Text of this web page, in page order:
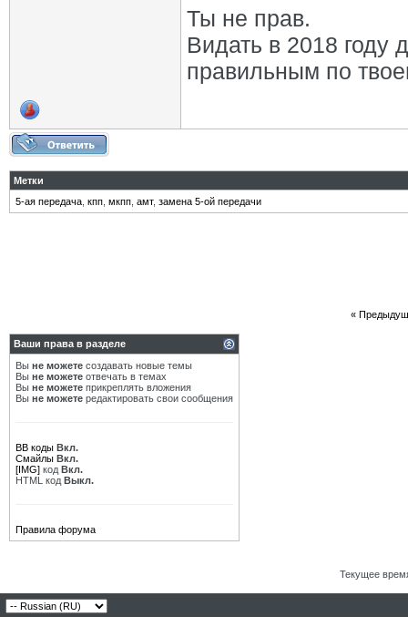
Ты не прав.
Видать в 2018
правильным по
Метки
5-ая передача кпп мкпп амт, замена 5-ой передачи
«
Ваши права в разделе
Вы не можете создавать новые темы
Вы не можете отвечать в темах
Вы не можете прикреплять вложения
Вы не можете редактировать свои сообщения
BB коды Вкл.
Смайлы Вкл.
[IMG] код Вкл.
HTML код Выкл.
Правила форума
Текущее